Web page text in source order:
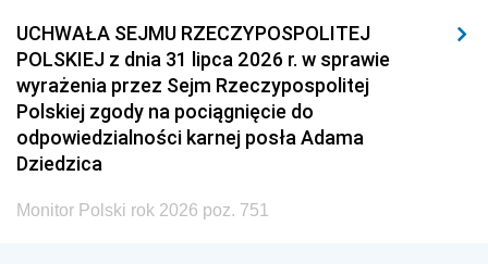
UCHWAŁA SEJMU RZECZYPOSPOLITEJ
POLSKIEJ z dnia 31 lipca 2026 r. w sprawie
wyrażenia przez Sejm Rzeczypospolitej
Polskiej zgody na pociągnięcie do
odpowiedzialności karnej posła Adama
Dziedzica
Monitor Polski rok 2026 poz. 751